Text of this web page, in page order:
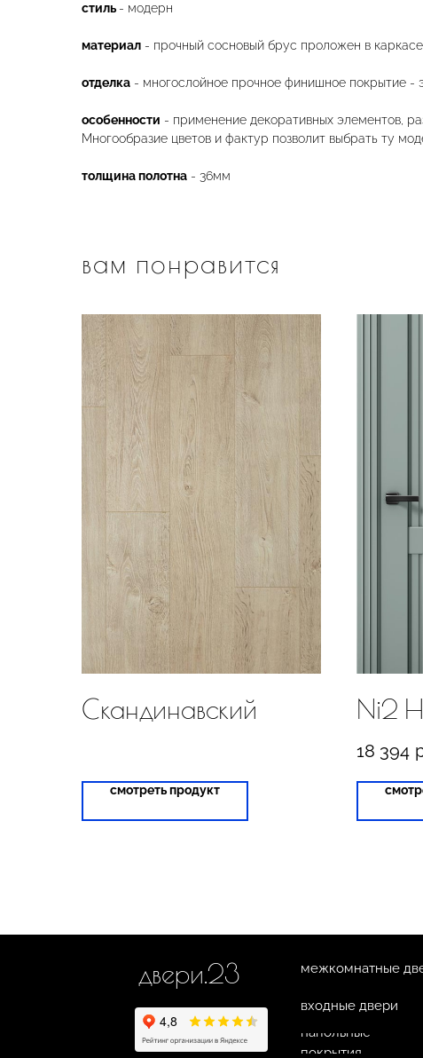
стиль - модерн
материал - прочный сосновый брус проложен в
отделка - многослойное прочное финишное покрытие -
особенности - применение декоративных элементов,
Многообразие цветов и фактур позволит выбрать ту
толщина полотна - 36мм
вам понравится
Скандинавский
смотреть продукт
Ni2
18 394
двери.23
напольные
покрытия
межкомнатные
входные двери